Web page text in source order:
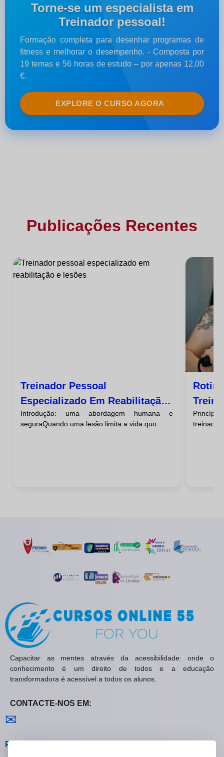
Torne-se um especialista em
Treinador pessoal!
Formação completa para desenhar programas de
fitness e melhorar o desempenho. - Composta por
19 temas e 56 horas de estudo – por apenas 12,00
€.
EXPLORE O CURSO AGORA
Publicações Recentes
Treinador Pessoal
Especializado Em Reabilitação
E Lesões
Introdução: uma abordagem humana e
seguraQuando uma lesão limita a vida quo...
treinador
Capacitar as mentes através da acessibilidade: onde o
conhecimento é um direito de todos e a educação
transformadora é acessível a todos os alunos.
CONTACTE-NOS EM:
✉
Políticas Gerais